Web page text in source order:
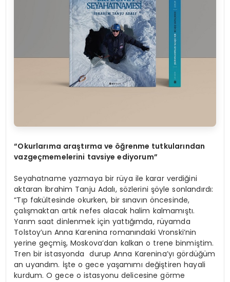
“Okurlarıma araştırma ve öğrenme tutkularından
vazgeçmemelerini tavsiye ediyorum”
Seyahatname yazmaya bir rüya ile karar verdiğini
aktaran İbrahim Tanju Adalı, sözlerini şöyle sonlandırdı:
“Tıp fakültesinde okurken, bir sınavın öncesinde,
çalışmaktan artık nefes alacak halim kalmamıştı.
Yarım saat dinlenmek için yattığımda, rüyamda
Tolstoy’un Anna Karenina romanındaki Vronski’nin
yerine geçmiş, Moskova’dan kalkan o trene binmiştim.
Tren bir istasyonda durup Anna Karenina’yı gördüğüm
an uyandım. İşte o gece yaşamımı değiştiren hayali
kurdum. O gece o istasyonu delicesine görme